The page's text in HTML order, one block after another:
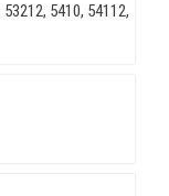
5410, 54112,